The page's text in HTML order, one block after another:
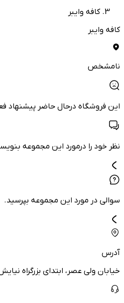
کافه وایبر
کافه وایبر
نامشخص
این فروشگاه درحال حاضر پیشنهاد
نظر خود را درمورد این مجموعه
سوالی در مورد این مجموعه بپرسید.
آدرس
خیابان ولی عصر، ابتدای بزرگراه